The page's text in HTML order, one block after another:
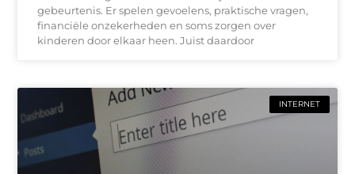
gebeurtenis. Er spelen gevoelens, praktische vragen,
financiële onzekerheden en soms zorgen over
kinderen door elkaar heen. Juist daardoor
INTERNET